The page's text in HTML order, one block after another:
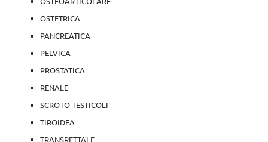
OSTETRICA
PANCREATICA
PELVICA
PROSTATICA
RENALE
SCROTO-TESTICOLI
TIROIDEA
TRANSRETTALE